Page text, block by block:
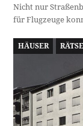
Nicht nur
für Flugzeuge
HÄUSER